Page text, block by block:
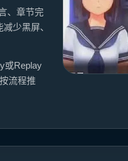
、章节完
少黑屏、
或Replay
流程推